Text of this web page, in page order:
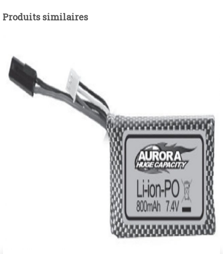
Produits similaires